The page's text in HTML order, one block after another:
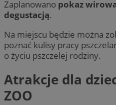
Zaplanowano pokaz
degustacją.
Na miejscu będzie można
poznać kulisy pracy
o życiu pszczelej rodziny.
Atrakcje dla
ZOO